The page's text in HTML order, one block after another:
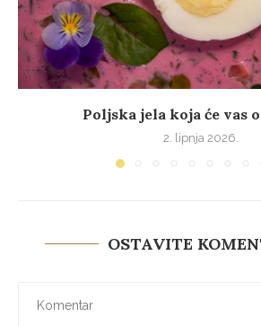
Poljska jela koja će vas
2. lipnja 2026.
OSTAVITE